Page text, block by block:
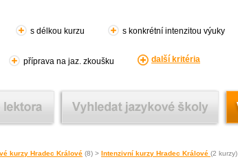
s délkou kurzu s konkrétní intenzitou výuky
příprava na jaz. zkoušku další kritéria
kurzy Hradec Králové (8) > Intenzivní kurzy Hradec Králové (2 kurzy)